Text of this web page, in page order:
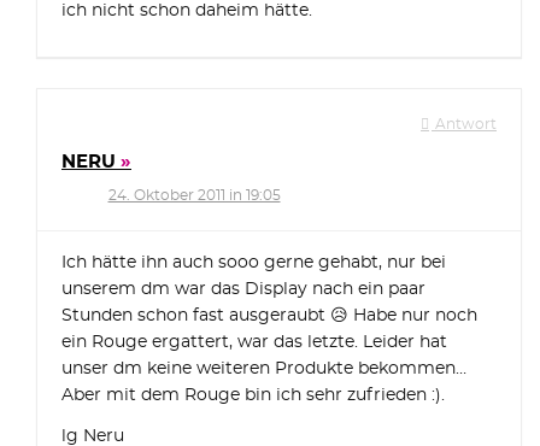
ich nicht schon daheim hätte.
Antwort
NERU
24. Oktober 2011 in 19:05
Ich hätte ihn auch sooo gerne gehabt, nur bei
unserem dm war das Display nach ein paar
Stunden schon fast ausgeraubt 😥 Habe nur noch
ein Rouge ergattert, war das letzte. Leider hat
unser dm keine weiteren Produkte bekommen…
Aber mit dem Rouge bin ich sehr zufrieden :).
lg Neru